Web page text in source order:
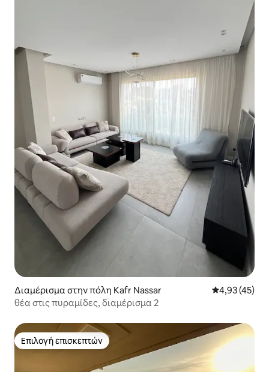
Διαμέρισμα στην πόλη Kafr Nassar Μέση
4,93 (45)
θέα στις πυραμίδες, διαμέρισμα 2
Επιλογή επισκεπτών
Επιλογή επισκεπτών